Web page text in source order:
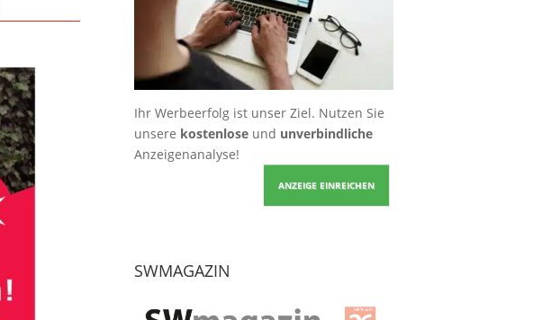
Ihr Werbeerfolg ist unser Ziel. Nutzen Sie
unsere kostenloseund unverbindliche
Anzeigenanalyse!
ANZEIGE EINREICHEN
SWMAGAZIN